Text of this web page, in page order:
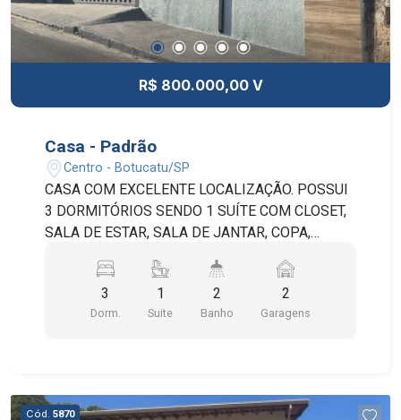
SUÍTES COM ARMÁRIOS 3º PISO: 2 SALAS
SOBRADO REPLETO DE ARMÁRIOS . GARAGEM
PARA 4 CARROS E DESCOBERTA PARA VÁRIOS
CARROS, COM SAÍDA PARA RUA MAJOR
LEÔNIDAS CARDOSO. AMPLO QUINTAL, TODO
R$ 800.000,00 V
Casa - Padrão
Centro - Botucatu/SP
CASA COM EXCELENTE LOCALIZAÇÃO. POSSUI
3 DORMITÓRIOS SENDO 1 SUÍTE COM CLOSET,
SALA DE ESTAR, SALA DE JANTAR, COPA,
QUINTAL, CHURRASQUEIRA, EDÍCULA COM
BANHEIRO E 2 VAGAS DE GARAGEM COBERTAS.
3
Dorm.
1
Suite
2
Banho
2
Garagens
Cód. 5870